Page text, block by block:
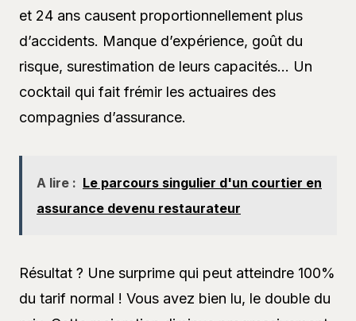
et 24 ans causent proportionnellement plus
d’accidents. Manque d’expérience, goût du
risque, surestimation de leurs capacités… Un
cocktail qui fait frémir les actuaires des
compagnies d’assurance.
A lire : Le parcours singulier d'un courtier en
assurance devenu restaurateur
Résultat ? Une surprime qui peut atteindre 100%
du tarif normal ! Vous avez bien lu, le double du